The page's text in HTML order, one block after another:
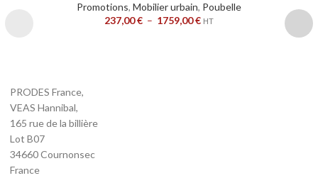
Promotions, Mobilier urbain, Poubelle
237,00€ – 1759,00€ HT
PRODES France,
VEAS Hannibal,
165 rue de la billière
Lot B07
34660 Cournonsec
France